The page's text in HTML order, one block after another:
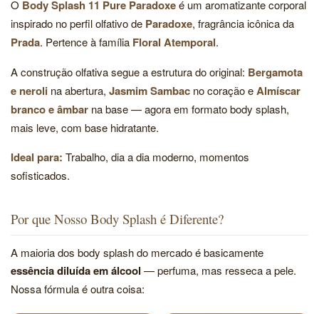
O Body Splash 11 Pure Paradoxeé um aromatizante corporal
inspirado no perfil olfativo de Paradoxe, fragrância icônica da
Prada. Pertence à família Floral Atemporal.
A construção olfativa segue a estrutura do original: Bergamota
e neroli na abertura, Jasmim Sambac no coração eAlmíscar
branco e âmbar na base — agora em formato body splash,
mais leve, com base hidratante.
Ideal para: Trabalho, dia a dia moderno, momentos
sofisticados.
Por que Nosso Body Splash é Diferente?
A maioria dos body splash do mercado é basicamente
essência diluída em álcool — perfuma, mas resseca a pele.
Nossa fórmula é outra coisa: